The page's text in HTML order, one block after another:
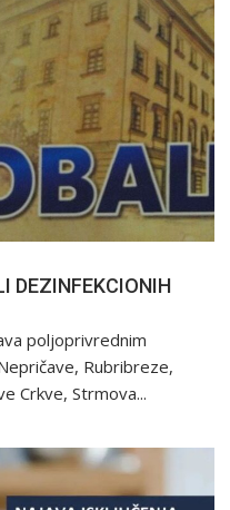
DEZINFEKCIONIH
poljoprivrednim
Rubribreze,
Crkve, Strmova...